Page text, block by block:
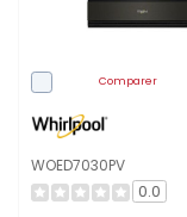
Comparer
WOED7030PV
0.0